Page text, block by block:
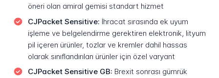
öneri olan amiral gemisi standart hizmet
CJPacket Sensitive: İhracat sırasında ek uyum
işleme ve belgelendirme gerektiren elektronik, lityum
pil içeren ürünler, tozlar ve kremler dahil hassas
olarak sınıflandırılan ürünler için özel varyant
CJPacket Sensitive GB: Brexit sonrası gümrük